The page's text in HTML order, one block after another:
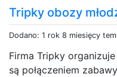
Tripky obozy
Dodano: 1 rok 8 miesięcy
Firma Tripky
są połączeniem